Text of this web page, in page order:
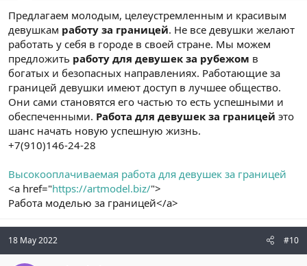
Предлагаем молодым, целеустремленным и красивым
девушкам работу за границей. Не все девушки желают
работать у себя в городе в своей стране. Мы можем
предложить работу для девушек за рубежом в
богатых и безопасных направлениях. Работающие за
границей девушки имеют доступ в лучшее общество.
Они сами становятся его частью то есть успешными и
обеспеченными. Работа для девушек за границей это
шанс начать новую успешную жизнь.
+7(910)146-24-28
Высокооплачиваемая работа для девушек за границей
<a href="https://artmodel.biz/">
Работа моделью за границей</a>
18 May 2022 #10